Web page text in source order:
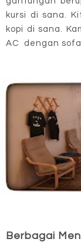
kursi di sana.
kopi di sana.
AC dengan
Berbagai